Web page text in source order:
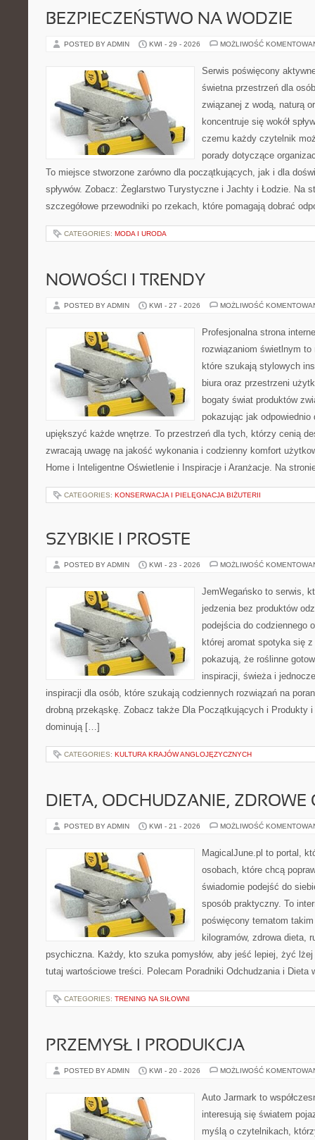
BEZPIECZEŃSTWO NA WODZIE
POSTED BY ADMIN KWI - 29 - 2026 MOŻLIWOŚĆ
Serwis poświęcony
świetna przestrzeń dla
związanej z wodą, naturą
koncentruje się wokół
czemu każdy czytelnik
porady dotyczące
To miejsce stworzone zarówno dla początkujących, jak i dla
spływów. Zobacz: Żeglarstwo Turystyczne i Jachty i Łodzie. Na
szczegółowe przewodniki po rzekach, które pomagają dobrać
CATEGORIES: MODA I URODA
NOWOŚCI I TRENDY
POSTED BY ADMIN KWI - 27 - 2026 MOŻLIWOŚĆ
Profesjonalna strona
rozwiązaniom świetlnym
które szukają stylowych
biura oraz przestrzeni
bogaty świat produktów
pokazując jak odpowiednio
upiększyć każde wnętrze. To przestrzeń dla tych, którzy cenią
zwracają uwagę na jakość wykonania i codzienny komfort
Home i Inteligentne Oświetlenie i Inspiracje i Aranżacje. Na
CATEGORIES: KONSERWACJA I PIELĘGNACJA BIŻUTERII
SZYBKIE I PROSTE
POSTED BY ADMIN KWI - 23 - 2026 MOŻLIWOŚĆ
JemWegańsko to serwis,
jedzenia bez produktów
podejścia do codziennego
której aromat spotyka się
pokazują, że roślinne
inspiracji, świeża i
inspiracji dla osób, które szukają codziennych rozwiązań na
drobną przekąskę. Zobacz także Dla Początkujących i Produkty
dominują […]
CATEGORIES: KULTURA KRAJÓW ANGLOJĘZYCZNYCH
DIETA, ODCHUDZANIE, ZDROWE
POSTED BY ADMIN KWI - 21 - 2026 MOŻLIWOŚĆ
MagicalJune.pl to portal,
osobach, które chcą
świadomie podejść do
sposób praktyczny. To
poświęcony tematom
kilogramów, zdrowa dieta,
psychiczna. Każdy, kto szuka pomysłów, aby jeść lepiej, żyć
tutaj wartościowe treści. Polecam Poradniki Odchudzania i
CATEGORIES: TRENING NA SIŁOWNI
PRZEMYSŁ I PRODUKCJA
POSTED BY ADMIN KWI - 20 - 2026 MOŻLIWOŚĆ
Auto Jarmark to
interesują się światem
myślą o czytelnikach,